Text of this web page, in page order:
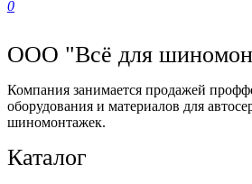
0
ООО "Всё для
Компания занимается продажей
оборудования и материалов для
шиномонтажек.
Каталог